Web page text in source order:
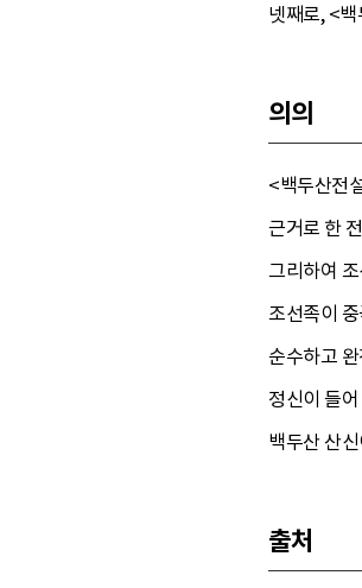
넷째로, <
의의
<백두산전
근거로 한
그리하여
조선족이
순수하고
정신이 들
백두산 산
출처